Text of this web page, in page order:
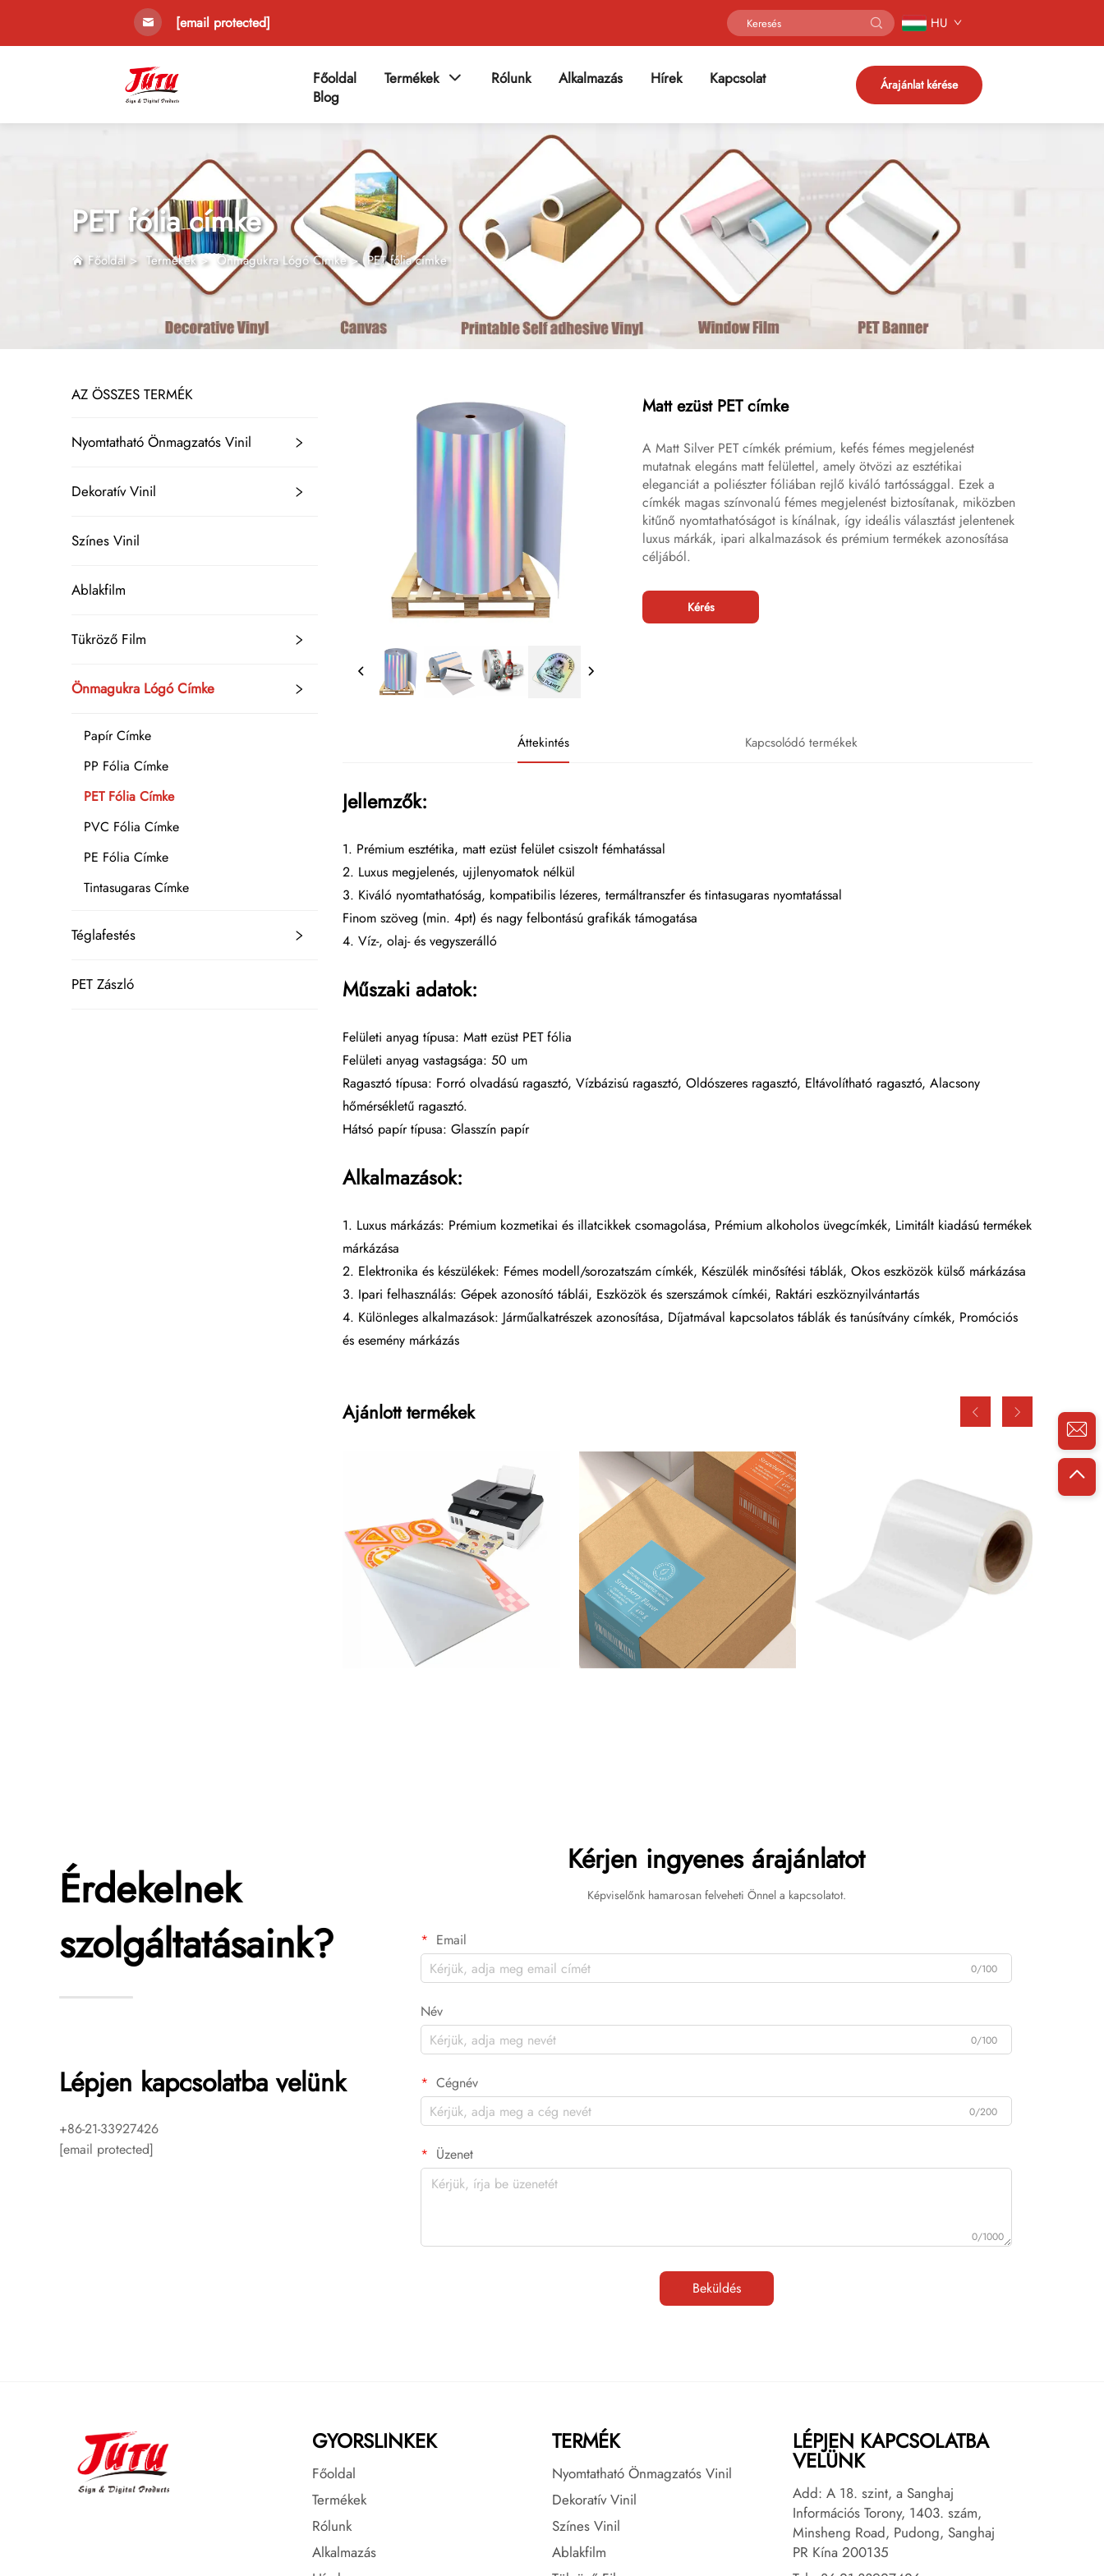
[email protected] HU
Főoldal Termékek Rólunk Alkalmazás Hírek
Kapcsolat
Blog
Árajánlat kérése
PET fólia címke
Főoldal> Termékek>Önmagukra Lógó Címke> PET fólia címke
AZ ÖSSZES TERMÉK
Nyomtatható Önmagzatós Vinil
Dekoratív Vinil
Színes Vinil
Ablakfilm
Tükröző Film
Önmagukra Lógó Címke
Papír Címke
PP Fólia Címke
PET Fólia Címke
PVC Fólia Címke
PE Fólia Címke
Tintasugaras Címke
Téglafestés
PET Zászló
Matt ezüst PET címke
A Matt Silver PET címkék prémium, kefés fémes megjelenést
mutatnak elegáns matt felülettel, amely ötvözi az esztétikai
eleganciát a poliészter fóliában rejlő kiváló tartóssággal. Ezek a
címkék magas színvonalú fémes megjelenést biztosítanak, miközben
kitűnő nyomtathatóságot is kínálnak, így ideális választást jelentenek
luxus márkák, ipari alkalmazások és prémium termékek azonosítása
céljából.
Kérés
Áttekintés Kapcsolódó termékek
Jellemzők:
1. Prémium esztétika, matt ezüst felület csiszolt fémhatással
2. Luxus megjelenés, ujjlenyomatok nélkül
3. Kiváló nyomtathatóság, kompatibilis lézeres, termáltranszfer és tintasugaras nyomtatással
Finom szöveg (min. 4pt) és nagy felbontású grafikák támogatása
4. Víz-, olaj- és vegyszerálló
Műszaki adatok:
Felületi anyag típusa: Matt ezüst PET fólia
Felületi anyag vastagsága: 50 um
Ragasztó típusa: Forró olvadású ragasztó, Vízbázisú ragasztó, Oldószeres ragasztó, Eltávolítható ragasztó, Alacsony
hőmérsékletű ragasztó.
Hátsó papír típusa: Glasszín papír
Alkalmazások:
1. Luxus márkázás: Prémium kozmetikai és illatcikkek csomagolása, Prémium alkoholos üvegcímkék, Limitált kiadású termékek
márkázása
2. Elektronika és készülékek: Fémes modell/sorozatszám címkék, Készülék minősítési táblák, Okos eszközök külső márkázása
3. Ipari felhasználás: Gépek azonosító táblái, Eszközök és szerszámok címkéi, Raktári eszköznyilvántartás
4. Különleges alkalmazások: Járműalkatrészek azonosítása, Díjatmával kapcsolatos táblák és tanúsítvány címkék, Promóciós
és esemény márkázás
Ajánlott termékek
Érdekelnek
szolgáltatásaink?
Lépjen kapcsolatba velünk
+86-21-33927426
[email protected]
Kérjen ingyenes árajánlatot
Képviselőnk hamarosan felveheti Önnel a kapcsolatot.
Email
0/100
Név
0/100
Cégnév
0/200
Üzenet
0/1000
Beküldés
GYORSLINKEK
Főoldal
Termékek
Rólunk
Alkalmazás
TERMÉK
Nyomtatható Önmagzatós Vinil
Dekoratív Vinil
Színes Vinil
Ablakfilm
LÉPJEN KAPCSOLATBA
VELÜNK
Add: A 18. szint, a Sanghaj
Információs Torony, 1403. szám,
Minsheng Road, Pudong, Sanghaj
PR Kína 200135